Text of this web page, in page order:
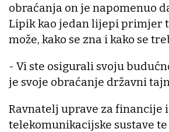
obraćanja on je napomenuo
Lipik kao jedan lijepi primjer
može, kako se zna i kako se
- Vi ste osigurali svoju
je svoje obraćanje državni
Ravnatelj uprave za financije
telekomunikacijske sustave